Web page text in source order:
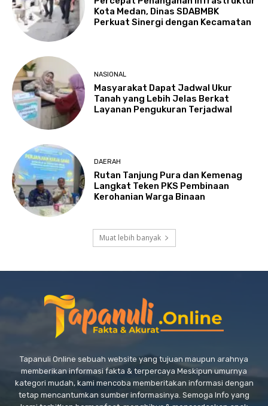
Kota Medan, Dinas SDABMBK
Perkuat Sinergi dengan Kecamatan
NASIONAL
Masyarakat Dapat Jadwal Ukur
Tanah yang Lebih Jelas Berkat
Layanan Pengukuran Terjadwal
DAERAH
Rutan Tanjung Pura dan Kemenag
Langkat Teken PKS Pembinaan
Kerohanian Warga Binaan
Muat lebih banyak
Tapanuli Online sebuah website yang tujuan maupun arahnya
memberikan informasi fakta & terpercaya Meskipun umurnya
kategori mudah, kami mencoba memberitakan informasi dengan
tetap mencantumkan sumber informasinya. Semoga Info yang